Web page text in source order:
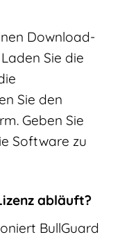
Download-
Sie die
Sie den
Geben Sie
Software zu
abläuft?
BullGuard